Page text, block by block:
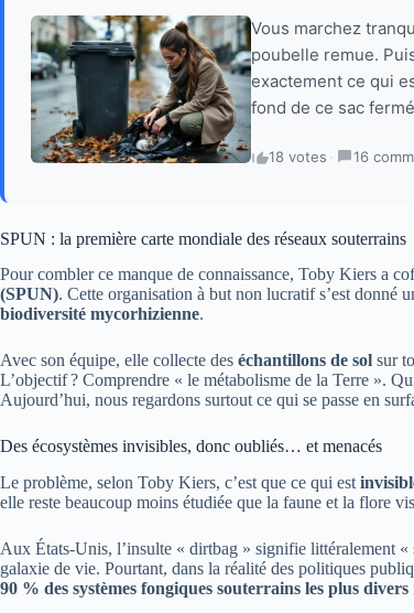
Vous marchez
poubelle remue.
exactement ce qui
fond de ce sac
18 votes · 16
SPUN : la première carte mondiale des réseaux souterrains
Pour combler ce manque de connaissance, Toby Kiers a
(SPUN). Cette organisation à but non lucratif s’est donné
biodiversité mycorhizienne.
Avec son équipe, elle collecte des échantillons de sol sur
L’objectif ? Comprendre « le métabolisme de la Terre ».
Aujourd’hui, nous regardons surtout ce qui se passe en
Des écosystèmes invisibles, donc oubliés… et menacés
Le problème, selon Toby Kiers, c’est que ce qui est
elle reste beaucoup moins étudiée que la faune et la flore
Aux États-Unis, l’insulte « dirtbag » signifie littéralement «
galaxie de vie. Pourtant, dans la réalité des politiques
90 % des systèmes fongiques souterrains les plus divers